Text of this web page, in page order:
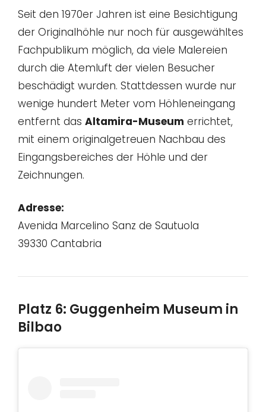
Seit den 1970er Jahren ist eine Besichtigung
der Originalhöhle nur noch für ausgewähltes
Fachpublikum möglich, da viele Malereien
durch die Atemluft der vielen Besucher
beschädigt wurden. Stattdessen wurde nur
wenige hundert Meter vom Höhleneingang
entfernt das Altamira-Museum errichtet,
mit einem originalgetreuen Nachbau des
Eingangsbereiches der Höhle und der
Zeichnungen.
Adresse:
Avenida Marcelino Sanz de Sautuola
39330 Cantabria
Platz 6: Guggenheim Museum in
Bilbao